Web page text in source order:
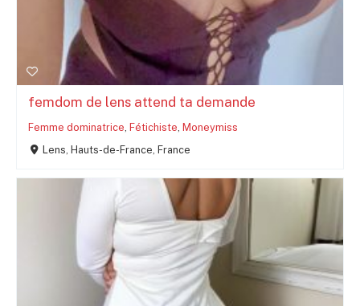
femdom de lens attend ta demande
Femme dominatrice Fétichiste Moneymiss
Lens, Hauts-de-France, France